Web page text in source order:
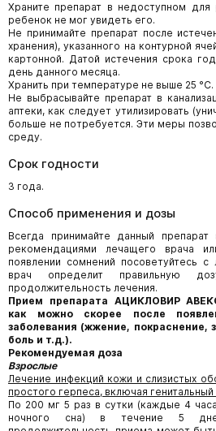
Храните препарат в недоступном
ребенок не мог увидеть его.
Не принимайте препарат после
хранения), указанного на контурной
картонной. Датой истечения срока
день данного месяца.
Хранить при температуре не выше 25 °С.
Не выбрасывайте препарат в
аптеки, как следует утилизировать
больше не потребуется. Эти меры
среду.
Срок годности
3 года.
Способ применения и дозы
Всегда принимайте данный
рекомендациями лечащего врача
появлении сомнений посоветуйтесь
врач определит правильную
продолжительность лечения.
Прием препарата АЦИКЛОВИР
как можно скорее после
заболевания (жжение, покраснение,
боль и т.д.).
Рекомендуемая доза
Взрослые
Лечение инфекций кожи и слизистых
простого герпеса, включая
По 200 мг 5 раз в сутки (каждые 4
ночного сна) в течение 5